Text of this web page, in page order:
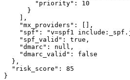
        "priority": 10
      }
    ],
    "mx_providers": [],
"spf": "v=spf1
    "spf_valid": true,
    "dmarc": null,
    "dmarc_valid": false
  },
  "risk_score": 85
}